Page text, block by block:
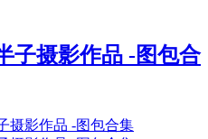
子摄影作品 -图包合